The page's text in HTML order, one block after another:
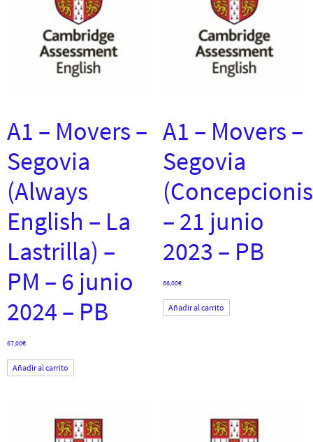
A1 – Movers –
Segovia
(Always
English – La
Lastrilla) –
PM – 6 junio
2024 – PB
67,00€
Añadir al carrito
A1 – Movers –
Segovia
– 21 junio
2023 – PB
66,00€
Añadir al carrito